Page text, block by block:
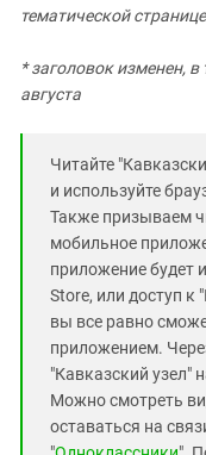
тематической
* заголовок изменен,
августа
Читайте
и используйте
Также призываем
мобильное
приложение будет
Store, или доступ к
вы все равно
приложением.
"Кавказский узел"
Можно смотреть
оставаться на